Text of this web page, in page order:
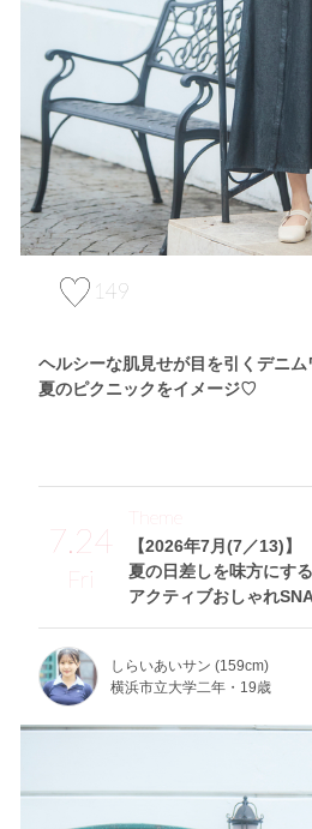
149
ヘルシーな肌見せが目を引くデニム
夏のピクニックをイメージ♡
7.24
Fri
【2026年7月(7／13)】
夏の日差しを味方にする
アクティブおしゃれ
Theme
しらいあいサン (159cm)
横浜市立大学二年・19歳